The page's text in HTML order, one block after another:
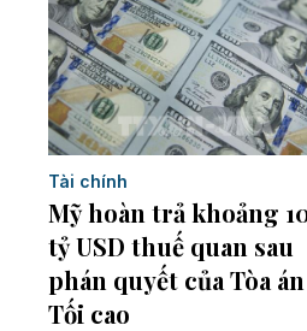
Tài chính
Mỹ hoàn trả khoảng
tỷ USD thuế quan sau
phán quyết của Tòa án
Tối cao